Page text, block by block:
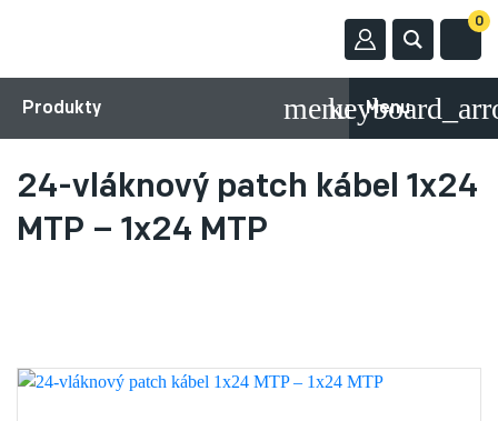
0
Produkty Menu
24-vláknový patch kábel 1x24
MTP – 1x24 MTP